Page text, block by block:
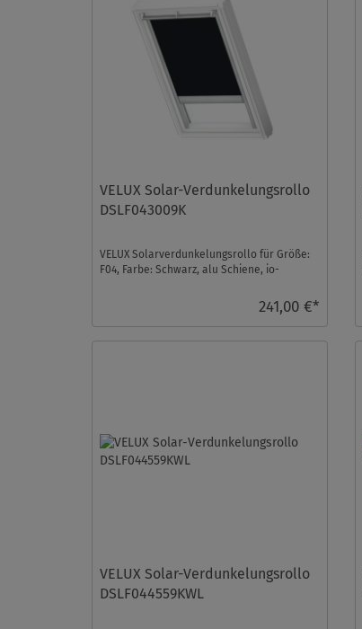
VELUX Solar-Verdunkelungsrollo
DSLF043009K
VELUX Solarverdunkelungsrollo für Größe:
F04, Farbe: Schwarz, alu Schiene, io-
241,00 €*
VELUX Solar-Verdunkelungsrollo
DSLF044559KWL